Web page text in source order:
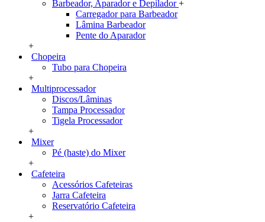
Barbeador, Aparador e Depilador+
Carregador para Barbeador
Lâmina Barbeador
Pente do Aparador
+
Chopeira
Tubo para Chopeira
+
Multiprocessador
Discos/Lâminas
Tampa Processador
Tigela Processador
+
Mixer
Pé (haste) do Mixer
+
Cafeteira
Acessórios Cafeteiras
Jarra Cafeteira
Reservatório Cafeteira
+